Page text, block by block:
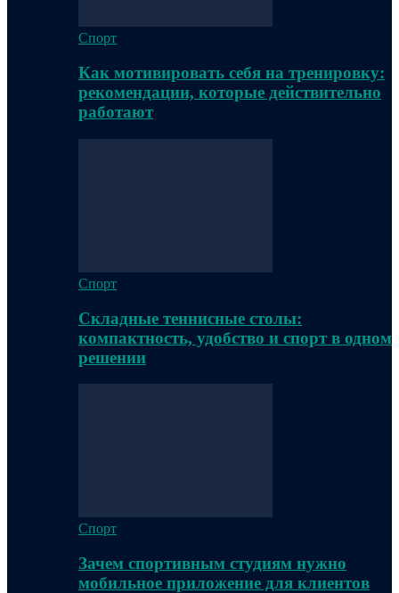
Спорт
Как мотивировать себя на тренировку:
рекомендации, которые действительно
работают
Спорт
Складные теннисные столы:
компактность, удобство и спорт в одном
решении
Спорт
Зачем спортивным студиям нужно
мобильное приложение для клиентов